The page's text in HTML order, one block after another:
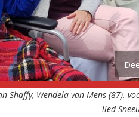
Shaffy, Wendela van Mens (87).
lied